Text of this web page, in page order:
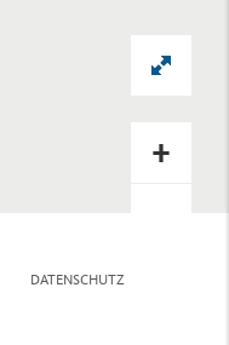
+
DATENSCHUTZ